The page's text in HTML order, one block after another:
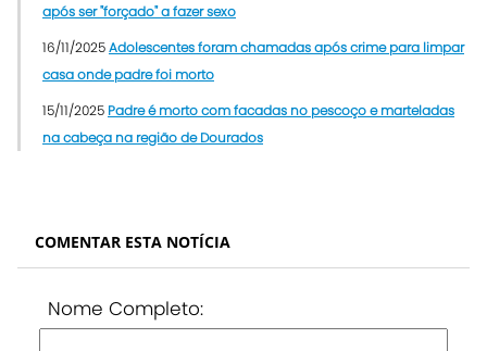
após ser "forçado" a fazer sexo
16/11/2025Adolescentes foram chamadas após crime para limpar
casa onde padre foi morto
15/11/2025 Padre é morto com facadas no pescoço e marteladas
na cabeça na região de Dourados
COMENTAR ESTA NOTÍCIA
Nome Completo: